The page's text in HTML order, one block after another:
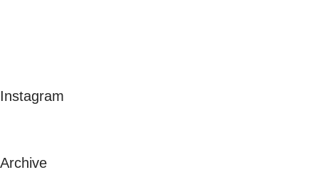
Instagram
Archive